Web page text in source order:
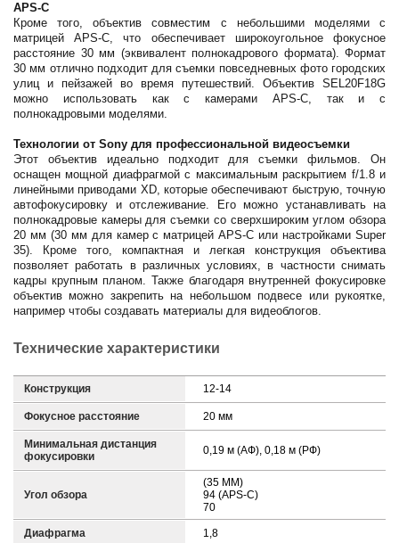
APS-C
Кроме того, объектив совместим с небольшими моделями с
матрицей APS-C, что обеспечивает широкоугольное фокусное
расстояние 30 мм (эквивалент полнокадрового формата). Формат
30 мм отлично подходит для съемки повседневных фото городских
улиц и пейзажей во время путешествий. Объектив SEL20F18G
можно использовать как с камерами APS-C, так и с
полнокадровыми моделями.
Технологии от Sony для профессиональной видеосъемки
Этот объектив идеально подходит для съемки фильмов. Он
оснащен мощной диафрагмой с максимальным раскрытием f/1.8 и
линейными приводами XD, которые обеспечивают быструю, точную
автофокусировку и отслеживание. Его можно устанавливать на
полнокадровые камеры для съемки со сверхшироким углом обзора
20 мм (30 мм для камер с матрицей APS-C или настройками Super
35). Кроме того, компактная и легкая конструкция объектива
позволяет работать в различных условиях, в частности снимать
кадры крупным планом. Также благодаря внутренней фокусировке
объектив можно закрепить на небольшом подвесе или рукоятке,
например чтобы создавать материалы для видеоблогов.
Технические характеристики
Конструкция 12-14
Фокусное расстояние 20 мм
Минимальная дистанция
фокусировки
0,19 м (АФ), 0,18 м (РФ)
Угол обзора
(35 ММ)
94 (APS-C)
70
Диафрагма 1,8